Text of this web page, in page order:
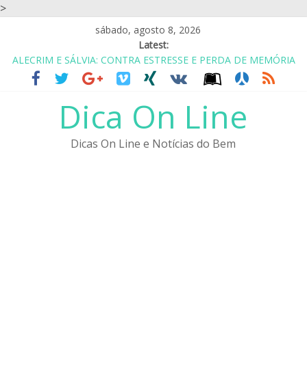
>
sábado, agosto 8, 2026
Latest:
ALECRIM E SÁLVIA: CONTRA ESTRESSE E PERDA DE MEMÓRIA
CASA DE REPOUSO? ASILO? NÃO.. É COABITAÇÃO COM
AMIGOS
EU GOSTO DO SIMPLES: UM ABRAÇO, UM OBRIGADA E UM
ALIMENTOS PARA SAIR DA DEPRESSÃO
Dica On Line
Dicas On Line e Notícias do Bem